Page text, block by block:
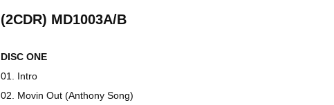
(2CDR) MD1003A/B
DISC ONE
01. Intro
02. Movin Out (Anthony Song)